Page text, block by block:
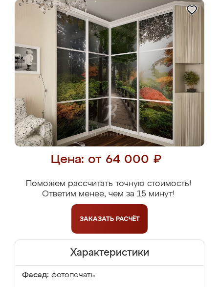
Цена: от 64 000 ₽
Поможем рассчитать точную стоимость!
Ответим менее, чем за 15 минут!
ЗАКАЗАТЬ РАСЧЁТ
Характеристики
Фасад: фотопечать